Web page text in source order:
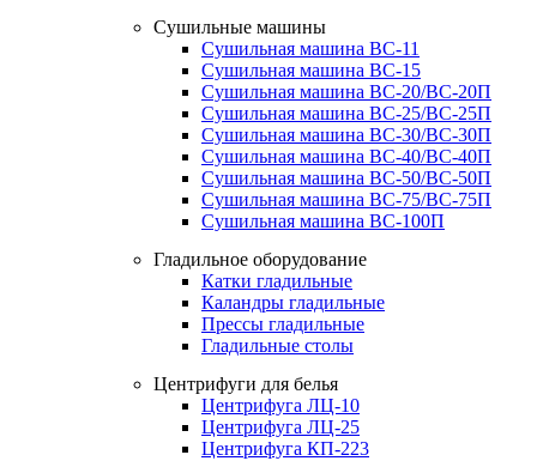
Сушильные машины
Сушильная машина ВС-11
Сушильная машина ВС-15
Сушильная машина ВС-20/ВС-20П
Сушильная машина ВС-25/ВС-25П
Сушильная машина ВС-30/ВС-30П
Сушильная машина ВС-40/ВС-40П
Сушильная машина ВС-50/ВС-50П
Сушильная машина ВС-75/ВС-75П
Сушильная машина ВС-100П
Гладильное оборудование
Катки гладильные
Каландры гладильные
Прессы гладильные
Гладильные столы
Центрифуги для белья
Центрифуга ЛЦ-10
Центрифуга ЛЦ-25
Центрифуга КП-223